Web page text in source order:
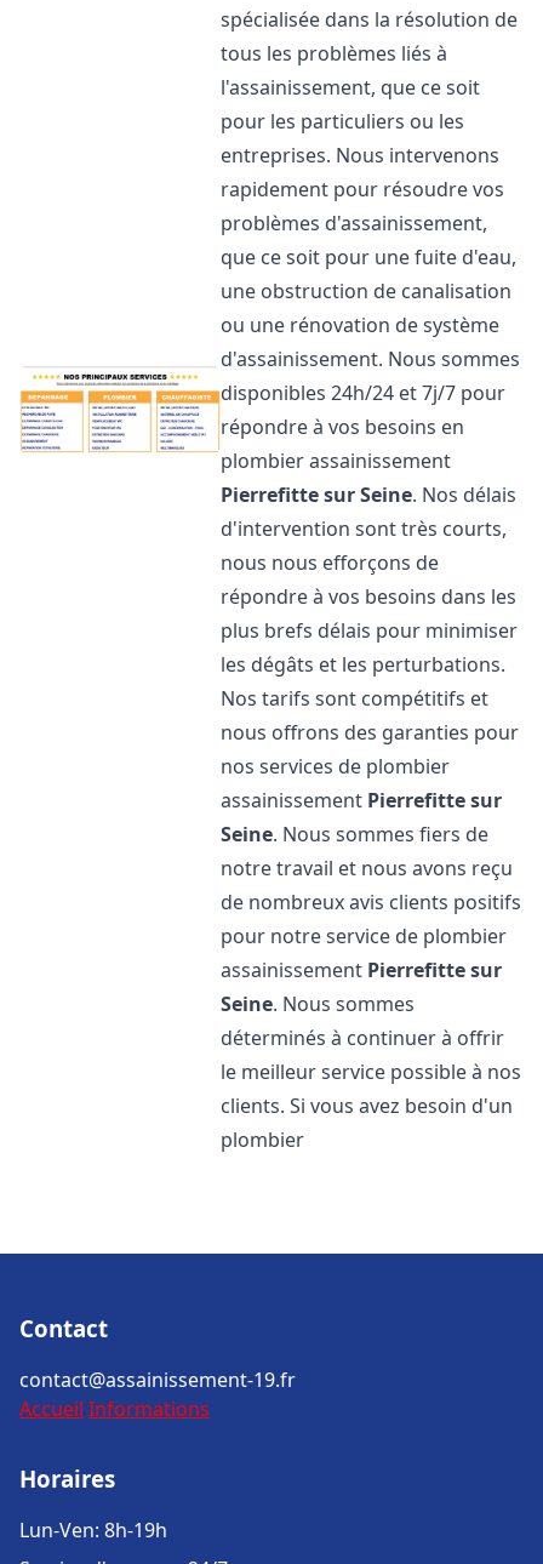
spécialisée dans la résolution de
tous les problèmes liés à
l'assainissement, que ce soit
pour les particuliers ou les
entreprises. Nous intervenons
rapidement pour résoudre vos
problèmes d'assainissement,
que ce soit pour une fuite d'eau,
une obstruction de canalisation
ou une rénovation de système
d'assainissement. Nous sommes
disponibles 24h/24 et 7j/7 pour
répondre à vos besoins en
plombier assainissement
Pierrefitte sur Seine. Nos délais
d'intervention sont très courts,
nous nous efforçons de
répondre à vos besoins dans les
plus brefs délais pour minimiser
les dégâts et les perturbations.
Nos tarifs sont compétitifs et
nous offrons des garanties pour
nos services de plombier
assainissement Pierrefitte sur
Seine. Nous sommes fiers de
notre travail et nous avons reçu
de nombreux avis clients positifs
pour notre service de plombier
assainissement Pierrefitte sur
Seine. Nous sommes
déterminés à continuer à offrir
le meilleur service possible à nos
clients. Si vous avez besoin d'un
plombier
Contact
contact@assainissement-19.fr
Accueil Informations
Horaires
Lun-Ven: 8h-19h